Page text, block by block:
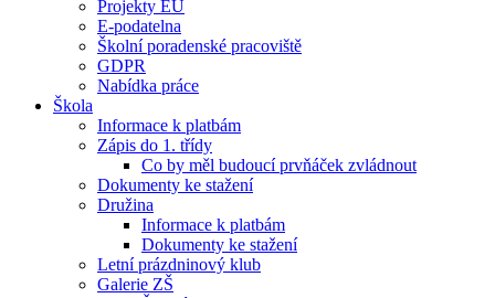
Projekty EU
E-podatelna
Školní poradenské pracoviště
GDPR
Nabídka práce
Škola
Informace k platbám
Zápis do 1. třídy
Co by měl budoucí prvňáček zvládnout
Dokumenty ke stažení
Družina
Informace k platbám
Dokumenty ke stažení
Letní prázdninový klub
Galerie ZŠ